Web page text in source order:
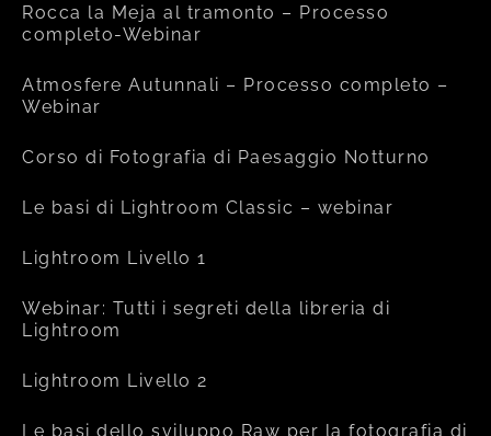
Rocca la Meja al tramonto – Processo
completo-Webinar
Atmosfere Autunnali – Processo completo –
Webinar
Corso di Fotografia di Paesaggio Notturno
Le basi di Lightroom Classic – webinar
Lightroom Livello 1
Webinar: Tutti i segreti della libreria di
Lightroom
Lightroom Livello 2
Le basi dello sviluppo Raw per la fotografia di